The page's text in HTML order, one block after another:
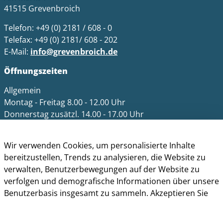
41515 Grevenbroich
Telefon: +49 (0) 2181 / 608 - 0
Telefax: +49 (0) 2181/ 608 - 202
E-Mail: info@grevenbroich.de
Öffnungszeiten
Allgemein
Montag - Freitag 8.00 - 12.00 Uhr
Donnerstag zusätzl. 14.00 - 17.00 Uhr
Montag 8.00 - 16.00 Uhr
Dienstag 8.00 - 16.00 Uhr
Mittwoch 7.00 - 12.30 Uhr
Donnerstag 9.00 - 18.00 Uhr
Freitag 8.00 - 12.30 Uhr
Wir verwenden Cookies, um personalisierte Inhalte
bereitzustellen, Trends zu analysieren, die Website zu
verwalten, Benutzerbewegungen auf der Website zu
verfolgen und demografische Informationen über unsere
Benutzerbasis insgesamt zu sammeln. Akzeptieren Sie